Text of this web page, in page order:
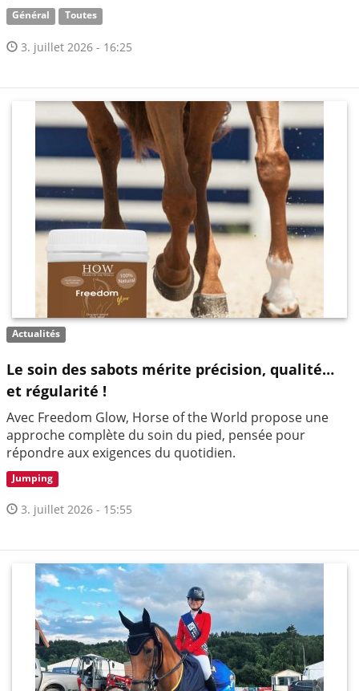
Général Toutes
3. juillet 2026 - 16:25
Actualités
Le soin des sabots mérite précision, qualité…
et régularité !
Avec Freedom Glow, Horse of the World propose une
approche complète du soin du pied, pensée pour
répondre aux exigences du quotidien.
Jumping
3. juillet 2026 - 15:55